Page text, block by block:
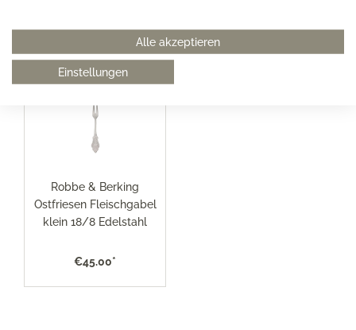
Alle akzeptieren
Einstellungen
Robbe & Berking
Ostfriesen Fleischgabel
klein 18/8 Edelstahl
€45.00*